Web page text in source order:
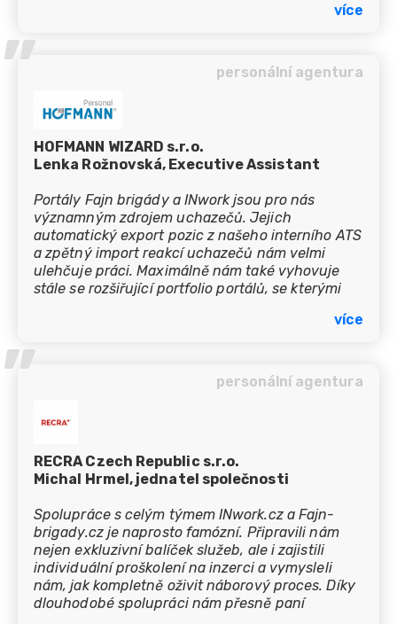
více
’’ personální agentura
HOFMANN WIZARD s.r.o.
Lenka Rožnovská, Executive Assistant
Portály Fajn brigády a INwork jsou pro nás
významným zdrojem uchazečů. Jejich
automatický export pozic z našeho interního ATS
a zpětný import reakcí uchazečů nám velmi
ulehčuje práci. Maximálně nám také vyhovuje
stále se rozšiřující portfolio portálů, se kterými
současně zobrazují. Velmi oceňujeme spolupráci
potřebám. Portály Fajn brigády a INwork už
využíváme několik let a těšíme se, že naše
spolupráce bude i nadále pokračovat.
více
’’ personální agentura
RECRA Czech Republic s.r.o.
Michal Hrmel, jednatel společnosti
Spolupráce s celým týmem INwork.cz a Fajn-
brigady.cz je naprosto famózní. Připravili nám
nejen exkluzivní balíček služeb, ale i zajistili
individuální proškolení na inzerci a vymysleli
nám, jak kompletně oživit náborový proces. Díky
dlouhodobé spolupráci nám přesně paní